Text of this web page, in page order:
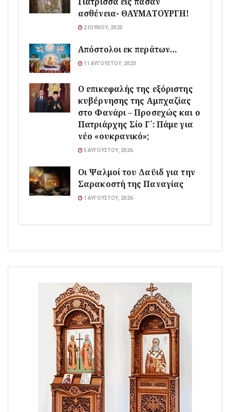
ασθένεια- ΘΑΥΜΑΤΟΥΡΓΗ!
2 ΙΟΥΛΊΟΥ, 2020
Απόστολοι εκ περάτων…
11 ΑΥΓΟΎΣΤΟΥ, 2023
Ο επικεφαλής της εξόριστης
κυβέρνησης της Αμπχαζίας
στο Φανάρι – Προσεχώς και ο
Πατριάρχης Σίο Γ΄: Πάμε για
νέο «ουκρανικό»;
5 ΑΥΓΟΎΣΤΟΥ, 2026
Οι Ψαλμοί του Δαϋιδ για την
Σαρακοστή της Παναγίας
1 ΑΥΓΟΎΣΤΟΥ, 2026